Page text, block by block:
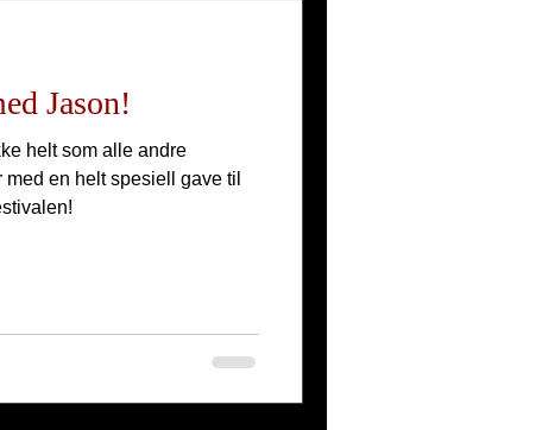
Jason!
helt som alle andre
en helt spesiell gave til